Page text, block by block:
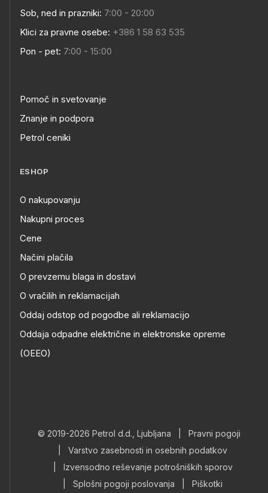
Sob, ned in prazniki: 7:00 - 20:00
Klici za pravne osebe: +386 1 58 63 535
Pon - pet: 7:00 - 15:00
Pomoč in svetovanje
Znanje in podpora
Petrol ceniki
ESHOP
O nakupovanju
Nakupni proces
Cene
Načini plačila
O prevzemu blaga in dostavi
O vračilih in reklamacijah
Oddaj odstop od pogodbe ali reklamacijo
Oddaja odpadne električne in elektronske opreme
(OEEO)
© 2019-2026 Petrol d.d., Ljubljana
Pravni pogoji
Varstvo zasebnosti in osebnih podatkov
Izvensodno reševanje potrošniških sporov
Splošni pogoji poslovanja Piškotki